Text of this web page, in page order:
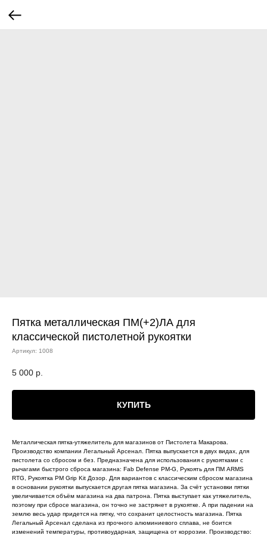
Пятка металлическая ПМ(+2)ЛА для
классической пистолетной рукоятки
Артикул: 1008
5 000 р.
КУПИТЬ
Металлическая пятка-утяжелитель для магазинов от Пистолета Макарова.
Производство компании Легальный Арсенал. Пятка выпускается в двух видах, для
пистолета со сбросом и без. Предназначена для использования с рукоятками с
рычагами быстрого сброса магазина: Fab Defense PM-G, Рукоять для ПМ ARMS
RTG, Рукоятка PM Grip Kit Дозор. Для вариантов с классическим сбросом магазина
в основании рукоятки выпускается другая пятка магазина. За счёт установки пятки
увеличивается объём магазина на два патрона. Пятка выступает как утяжелитель,
поэтому при сбросе магазина, он точно не застрянет в рукоятке. А при падении на
землю весь удар придется на пятку, что сохранит целостность магазина. Пятка
Легальный Арсенал сделана из прочного алюминиевого сплава, не боится
изменений температуры, противоударная, защищена от коррозии. Производство: